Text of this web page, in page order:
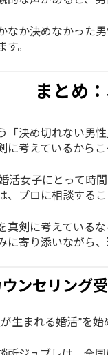
なか決めなかった
。
まとめ
「決め切れない男性
に考えているから
活女子にとって時間
、プロに相談する
真剣に考えている
に寄り添いながら
ンセリング
生まれる婚活”を始